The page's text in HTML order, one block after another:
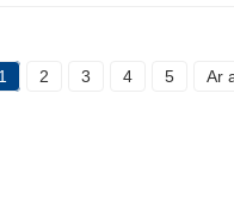
1 2 3 4 5 Ar